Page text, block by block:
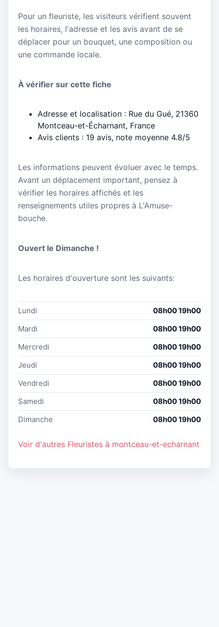
Pour un fleuriste, les visiteurs vérifient souvent
les horaires, l'adresse et les avis avant de se
déplacer pour un bouquet, une composition ou
une commande locale.
À vérifier sur cette fiche
Adresse et localisation : Rue du Gué, 21360
Montceau-et-Écharnant, France
Avis clients : 19 avis, note moyenne 4.8/5
Les informations peuvent évoluer avec le temps.
Avant un déplacement important, pensez à
vérifier les horaires affichés et les
renseignements utiles propres à L'Amuse-
bouche.
Ouvert le Dimanche !
Les horaires d'ouverture sont les suivants:
Lundi
08h00 19h00
Mardi
08h00 19h00
Mercredi
08h00 19h00
Jeudi
08h00 19h00
Vendredi
08h00 19h00
Samedi
08h00 19h00
Dimanche
08h00 19h00
Voir d'autres Fleuristes à montceau-et-echarnant